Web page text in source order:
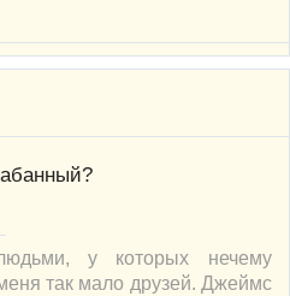
у которых нечему
так мало друзей. Джеймс